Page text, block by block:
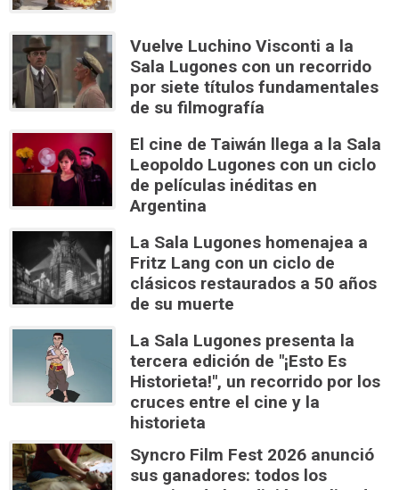
Vuelve Luchino Visconti a la
Sala Lugones con un recorrido
por siete títulos fundamentales
de su filmografía
El cine de Taiwán llega a la Sala
Leopoldo Lugones con un ciclo
de películas inéditas en
Argentina
La Sala Lugones homenajea a
Fritz Lang con un ciclo de
clásicos restaurados a 50 años
de su muerte
La Sala Lugones presenta la
tercera edición de "¡Esto Es
Historieta!", un recorrido por los
cruces entre el cine y la
historieta
Syncro Film Fest 2026 anunció
sus ganadores: todos los